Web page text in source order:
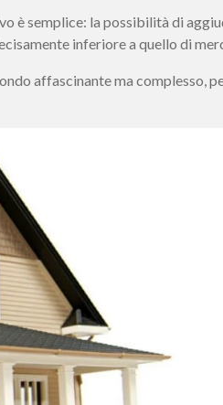
è semplice: la possibilità di
inferiore a quello di
affascinante ma complesso,